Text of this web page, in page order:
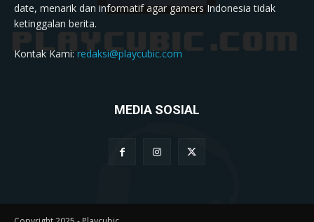
date, menarik dan informatif agar gamers Indonesia tidak
ketinggalan berita.
Kontak Kami:redaksi@playcubic.com
MEDIA SOSIAL